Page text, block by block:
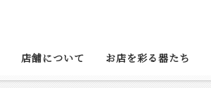
店舗について お店を彩る器たち